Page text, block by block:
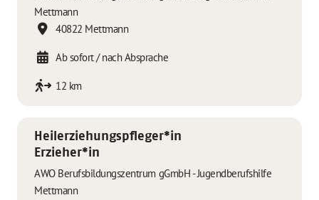
Mettmann
40822 Mettmann
Ab sofort / nach Absprache
12 km
Heilerziehungspfleger*in
Erzieher*in
AWO Berufsbildungszentrum gGmbH - Jugendberufshilfe
Mettmann